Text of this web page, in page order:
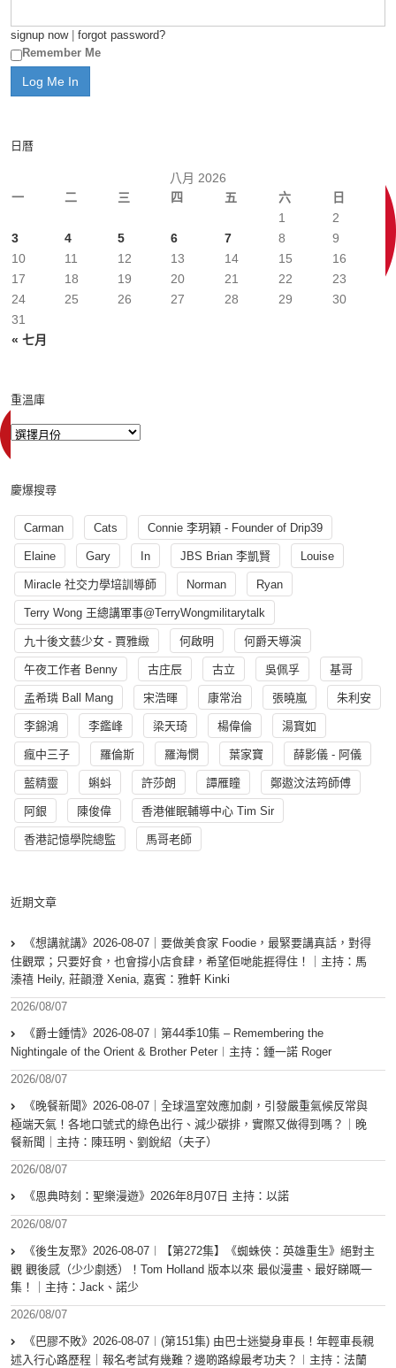
signup now| forgot password?
Remember Me
日曆
八月 2026
一
二 三 四 五 六 日
« 七月
1
2
3
4 5 6 7 8
9
10
11 12 13 14 15
16
17
18 19 20 21 22
23
24
25 26 27 28 29
30
31
重溫庫
慶爆搜尋
Carman Cats Connie 李玥穎 - Founder of Drip39
Elaine Gary In JBS Brian 李凱賢 Louise
Miracle 社交力學培訓導師 Norman Ryan
Terry Wong 王總講軍事@TerryWongmilitarytalk
九十後文藝少女 - 賈雅緻 何啟明 何爵天導演
午夜工作者 Benny 古庄辰 古立 吳佩孚 基哥
孟希璘 Ball Mang 宋浩暉 康常治 張曉嵐 朱利安
李錦鴻 李鑑峰 梁天琦 楊偉倫 湯寳如
瘋中三子 羅倫斯 羅海憫 葉家寶 薛影儀 - 阿儀
藍精靈 蝌蚪 許莎朗 譚雁瞳 鄭遨汶法筠師傅
阿銀 陳俊偉 香港催眠輔導中心 Tim Sir
香港記憶學院總監 馬哥老師
近期文章
《想講就講》2026-08-07｜要做美食家 Foodie，最緊要講真話，對得
住觀眾；只要好食，也會撐小店食肆，希望佢哋能捱得住！｜主持：馬
溱禧 Heily, 莊韻澄 Xenia, 嘉賓：雅軒 Kinki
2026/08/07
《爵士鍾情》2026-08-07︱第44季10集 – Remembering the
Nightingale of the Orient & Brother Peter︱主持：鍾一諾 Roger
2026/08/07
《晚餐新聞》2026-08-07｜全球溫室效應加劇，引發嚴重氣候反常與
極端天氣！各地口號式的綠色出行、減少碳排，實際又做得到嗎？｜晚
餐新聞｜主持：陳珏明、劉銳紹（夫子）
2026/08/07
《恩典時刻：聖樂漫遊》2026年8月07日 主持：以諾
2026/08/07
《後生友聚》2026-08-07︱【第272集】《蜘蛛俠：英雄重生》絕對主
觀 觀後感（少少劇透）！Tom Holland 版本以來 最似漫畫、最好睇嘅一
集！｜主持：Jack、諾少
2026/08/07
《巴膠不敗》2026-08-07︱(第151集) 由巴士迷變身車長！年輕車長親
述入行心路歷程｜報名考試有幾難？邊啲路線最考功夫？︱主持：法蘭